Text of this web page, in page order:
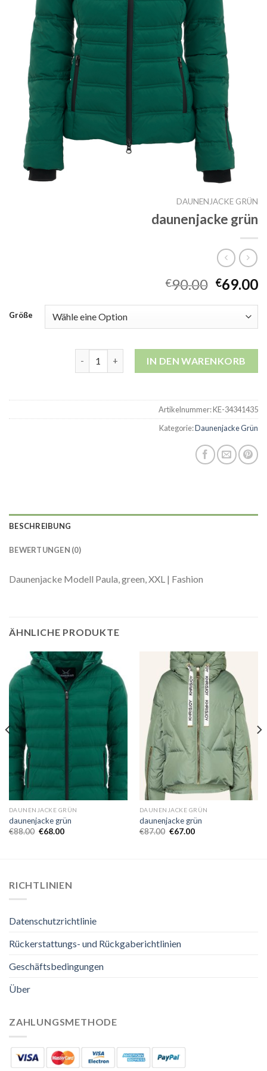
DAUNENJACKE GRÜN
daunenjacke grün
€90.00 €69.00
Größe
IN DEN WARENKORB
Artikelnummer:KE-34341435
Kategorie:Daunenjacke Grün
BESCHREIBUNG
BEWERTUNGEN (0)
Daunenjacke Modell Paula, green, XXL | Fashion
ÄHNLICHE PRODUKTE
DAUNENJACKE GRÜN
daunenjacke grün
€88.00 €68.00
DAUNENJACKE GRÜN
daunenjacke grün
€87.00 €67.00
RICHTLINIEN
Datenschutzrichtlinie
Rückerstattungs- und Rückgaberichtlinien
Geschäftsbedingungen
Über
ZAHLUNGSMETHODE